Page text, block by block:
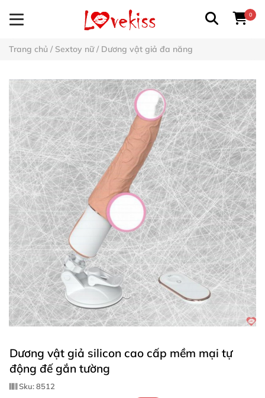
0
Trang chủ / Sextoy nữ/ Dương vật giả đa năng
Dương vật giả silicon cao cấp mềm mại tự
động đế gắn tường
Sku:8512